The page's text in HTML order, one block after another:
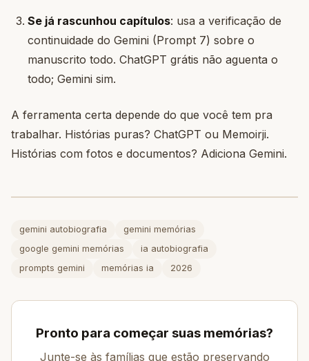
Se já rascunhou capítulos: usa a verificação de
continuidade do Gemini (Prompt 7) sobre o
manuscrito todo. ChatGPT grátis não aguenta o
todo; Gemini sim.
A ferramenta certa depende do que você tem pra
trabalhar. Histórias puras? ChatGPT ou Memoirji.
Histórias com fotos e documentos? Adiciona Gemini.
gemini autobiografia
gemini memórias
google gemini memórias
ia autobiografia
prompts gemini
memórias ia 2026
Pronto para começar suas memórias?
Junte-se às famílias que estão preservando